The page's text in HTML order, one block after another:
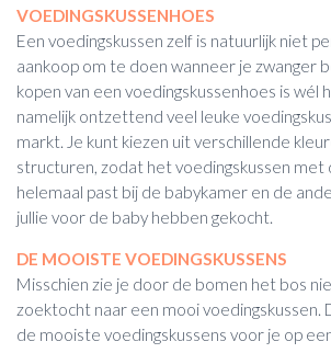
VOEDINGSKUSSENHOES
Een voedingskussen zelf is natuurlijk niet
aankoop om te doen wanneer je zwanger
kopen van een voedingskussenhoes is wél
namelijk ontzettend veel leuke
markt. Je kunt kiezen uit verschillende
structuren, zodat het voedingskussen met
helemaal past bij de babykamer en de
jullie voor de baby hebben gekocht.
DE MOOISTE VOEDINGSKUSSENS
Misschien zie je door de bomen het bos
zoektocht naar een mooi voedingskussen.
de mooiste voedingskussens voor je op